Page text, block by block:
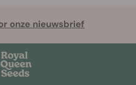
onze nieuwsbrief